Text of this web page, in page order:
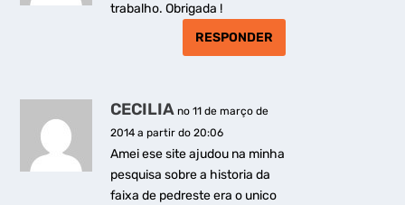
trabalho. Obrigada !
RESPONDER
CECILIA no 11 de março de
2014 a partir do 20:06
Amei ese site ajudou na minha
pesquisa sobre a historia da
faixa de pedreste era o unico